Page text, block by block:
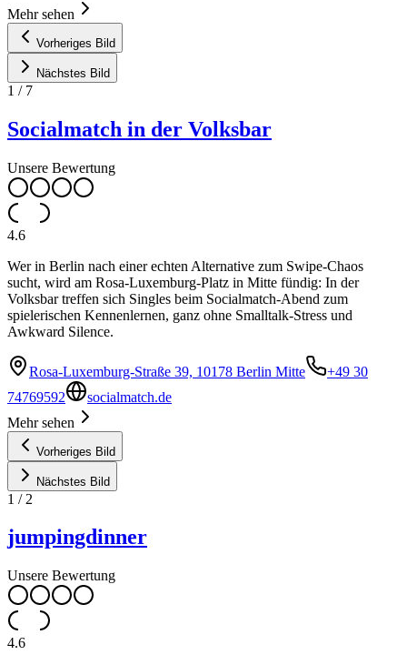
Mehr sehen
Vorheriges Bild
Nächstes Bild
1 / 7
Socialmatch in der Volksbar
Unsere Bewertung
4.6
Wer in Berlin nach einer echten Alternative zum Swipe-Chaos
sucht, wird am Rosa-Luxemburg-Platz in Mitte fündig: In der
Volksbar treffen sich Singles beim Socialmatch-Abend zum
spielerischen Kennenlernen, ganz ohne Smalltalk-Stress und
Awkward Silence.
Rosa-Luxemburg-Straße 39, 10178 Berlin Mitte
+49 30
74769592
socialmatch.de
Mehr sehen
Vorheriges Bild
Nächstes Bild
1 / 2
jumpingdinner
Unsere Bewertung
4.6